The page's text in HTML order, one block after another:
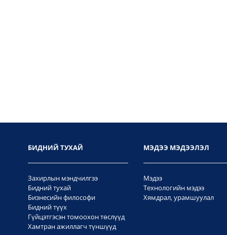
БИДНИЙ ТУХАЙ
Захирлын мэндчилгээ
Бидний тухай
Бизнесийн философи
Бидний түүх
Гүйцэтгэсэн томоохон төслүүд
Хамтран ажиллагч түншүүд
МЭДЭЭ МЭДЭЭЛЭЛ
Мэдээ
Технологийн мэдээ
Хямдрал, урамшуулал